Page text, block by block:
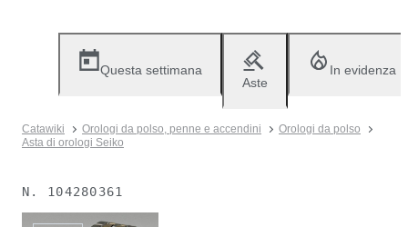
Questa settimana
Aste
In evidenza
Catawiki Orologi da polso, penne e accendini
Orologi da polso
Asta di orologi Seiko
N. 104280361